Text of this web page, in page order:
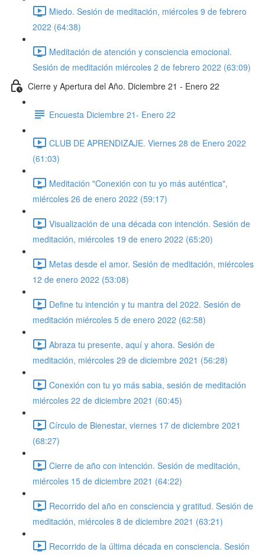
Miedo. Sesión de meditación, miércoles 9 de febrero
2022 (64:38)
Meditación de atención y consciencia emocional.
Sesión de meditación miércoles 2 de febrero 2022 (63:09)
Cierre y Apertura del Año. Diciembre 21 - Enero 22
Encuesta Diciembre 21- Enero 22
CLUB DE APRENDIZAJE. Viernes 28 de Enero 2022
(61:03)
Meditación "Conexión con tu yo más auténtica",
miércoles 26 de enero 2022 (59:17)
Visualización de una década con intención. Sesión de
meditación, miércoles 19 de enero 2022 (65:20)
Metas desde el amor. Sesión de meditación, miércoles
12 de enero 2022 (53:08)
Define tu intención y tu mantra del 2022. Sesión de
meditación miércoles 5 de enero 2022 (62:58)
Abraza tu presente, aquí y ahora. Sesión de
meditación, miércoles 29 de diciembre 2021 (56:28)
Conexión con tu yo más sabia, sesión de meditación
miércoles 22 de diciembre 2021 (60:45)
Círculo de Bienestar, viernes 17 de diciembre 2021
(68:27)
Cierre de año con intención. Sesión de meditación,
miércoles 15 de diciembre 2021 (64:22)
Recorrido del año en consciencia y gratitud. Sesión de
meditación, miércoles 8 de diciembre 2021 (63:21)
Recorrido de la última década en consciencia. Sesión